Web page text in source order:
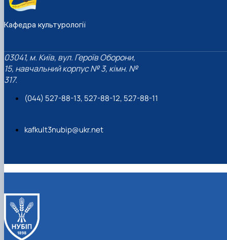
Кафедра культурології
03041, м. Київ, вул. Героїв Оборони,
15, навчальний корпус № 3, кімн. №
317.
(044) 527-88-13, 527-88-12, 527-88-11
kafkult3nubip@ukr.net